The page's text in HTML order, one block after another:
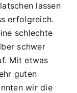
lassen
erfolgreich.
schlechte
schwer
Mit etwas
guten
wir die